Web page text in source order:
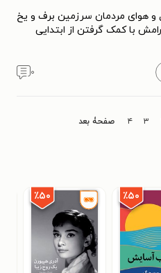
و هوای مردمان سرزمین برف و یخ
با کمک گرفتن از ابتدایی
۰
۳ ۴ صفحۀ بعد
٪۵۰ ٪۵۰